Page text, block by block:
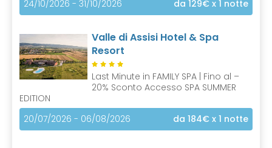
24/10/2026 - 31/10/2026 da 129€ x 1 notte
Valle di Assisi Hotel & Spa
Resort
Last Minute in FAMILY SPA | Fino al –
20% Sconto Accesso SPA SUMMER
EDITION
20/07/2026 - 06/08/2026
da 184€ x 1 notte